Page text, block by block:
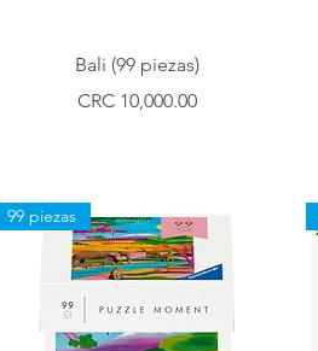
Vista rápida
Bali (99 piezas)
Precio
CRC 10,000.00
99 piezas